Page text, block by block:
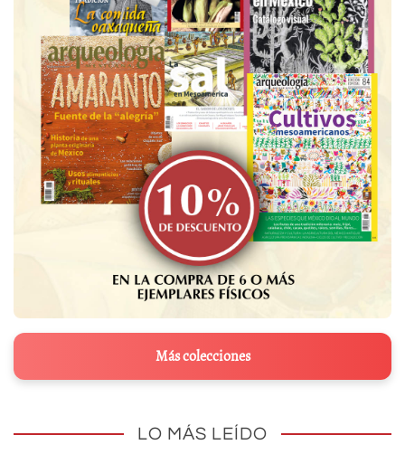
Más colecciones
LO MÁS LEÍDO